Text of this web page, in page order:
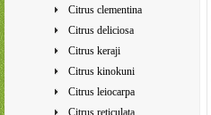
Citrus clementina
Citrus deliciosa
Citrus keraji
Citrus kinokuni
Citrus leiocarpa
Citrus reticulata